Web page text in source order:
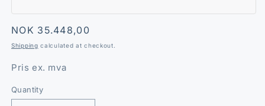
Regular
price
NOK 35.448,00
Shipping calculated at checkout.
Pris ex. mva
Quantity
Quantity